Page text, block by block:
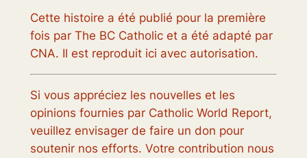
Cette histoire a été publié pour la première
fois par The BC Catholic et a été adapté par
CNA. Il est reproduit ici avec autorisation.
Si vous appréciez les nouvelles et les
opinions fournies par Catholic World Report,
veuillez envisager de faire un don pour
soutenir nos efforts. Votre contribution nous